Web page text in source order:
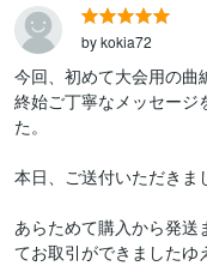
by kokia72
今回、初めて大会用の曲
終始ご丁寧なメッセージ
た。
本日、ご送付いただきま
あらためて購入から発送
てお取引ができましたゆ